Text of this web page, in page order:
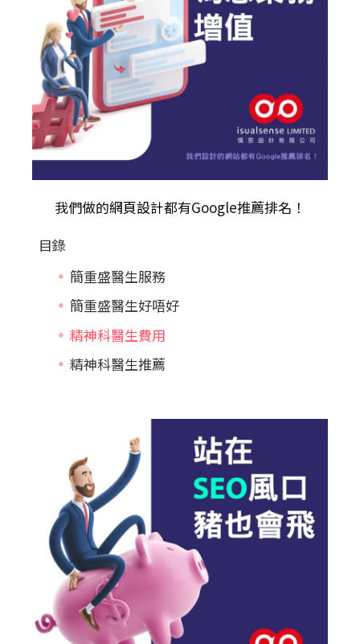
我們做的網頁設計都有Google推薦排名！
目錄
簡重盛醫生服務
簡重盛醫生好唔好
精神科醫生費用
精神科醫生推薦